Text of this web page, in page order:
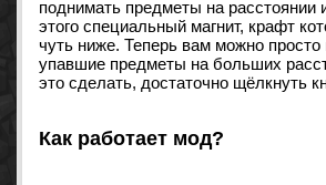
поднимать предметы на расстоянии
этого специальный магнит, крафт
чуть ниже. Теперь вам можно просто
упавшие предметы на больших
это сделать, достаточно щёлкнуть
Как работает мод?